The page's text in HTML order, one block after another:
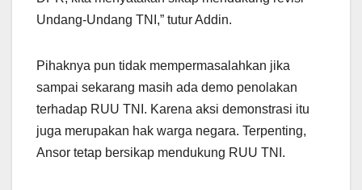
Undang-Undang TNI,” tutur Addin.
Pihaknya pun tidak mempermasalahkan jika
sampai sekarang masih ada demo penolakan
terhadap RUU TNI. Karena aksi demonstrasi itu
juga merupakan hak warga negara. Terpenting,
Ansor tetap bersikap mendukung RUU TNI.